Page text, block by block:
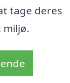
tage deres